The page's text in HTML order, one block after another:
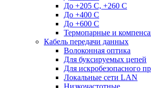
До +205 С, +260 С
До +400 C
До +600 С
Термопарные и
Кабель передачи данных
Волоконная оптика
Для буксируемых цепей
Для искробезопасного
Локальные сети LAN